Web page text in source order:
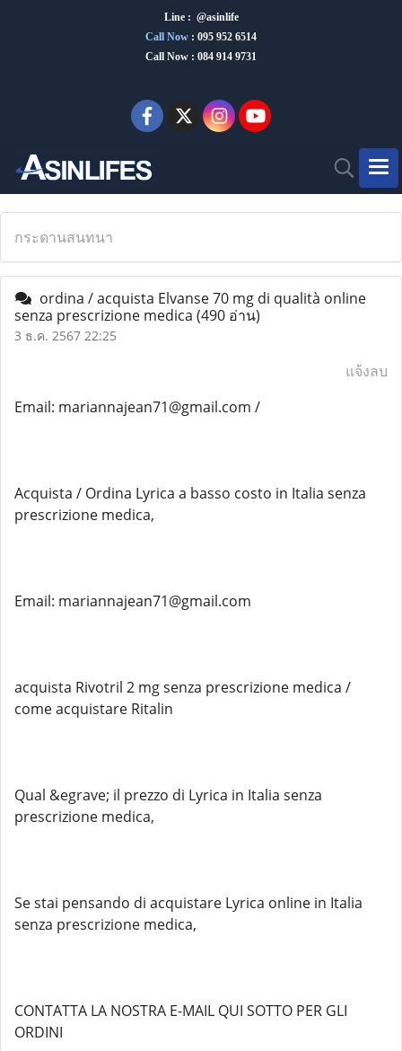
Line : @asinlife
Call Now : 095 952 6514
Call Now : 084 914 9731
กระดานสนทนา
ordina / acquista Elvanse 70 mg di qualità online
senza prescrizione medica (490 อ่าน)
3 ธ.ค. 2567 22:25
แจ้งลบ
Email: mariannajean71@gmail.com /
Acquista / Ordina Lyrica a basso costo in Italia senza
prescrizione medica,
Email: mariannajean71@gmail.com
acquista Rivotril 2 mg senza prescrizione medica /
come acquistare Ritalin
Qual &egrave; il prezzo di Lyrica in Italia senza
prescrizione medica,
Se stai pensando di acquistare Lyrica online in Italia
senza prescrizione medica,
CONTATTA LA NOSTRA E-MAIL QUI SOTTO PER GLI
ORDINI